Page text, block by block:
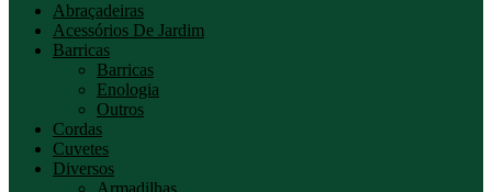
Abraçadeiras
Acessórios De Jardim
Barricas
Barricas
Enologia
Outros
Cordas
Cuvetes
Diversos
Armadilhas